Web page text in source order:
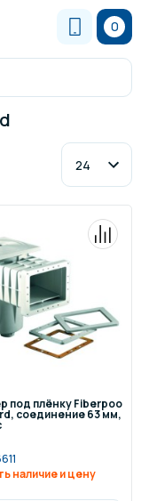
0
под плёнку Fiberpoo
соединение 63 мм,
наличие и цену